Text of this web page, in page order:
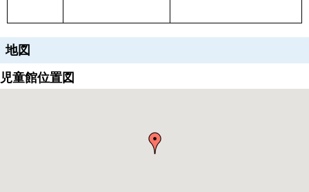
地図
児童館位置図